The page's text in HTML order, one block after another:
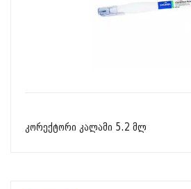
კორექტორი კალამი 5.2 მლ